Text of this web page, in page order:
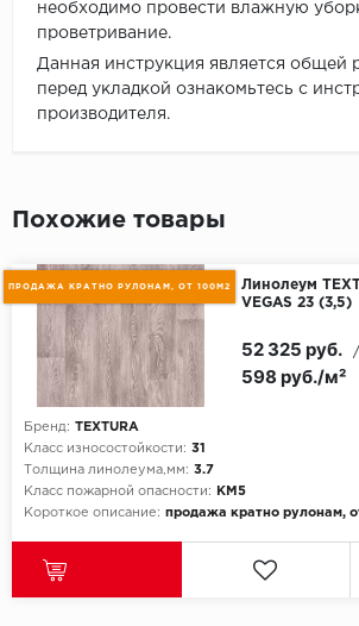
необходимо провести влажную
проветривание.
Данная инструкция является общей
перед укладкой ознакомьтесь с
производителя.
Похожие товары
ПРОДАЖА КРАТНО РУЛОНАМ, ОТ 100М2
Линолеум
VEGAS 23 (3,5)
Бренд: TEXTURA
Класс износостойкости: 31
Толщина линолеума,мм: 3.7
Класс пожарной опасности:
КМ5
Короткое описание: продажа кратно рулонам,
598 руб./м²
52 325 руб. /